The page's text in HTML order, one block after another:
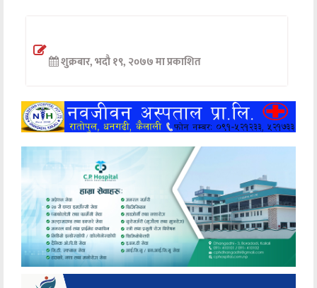
अन्तर्वार्ता
खेलकुद
मनोरञ्जन
अन्य
शुक्रबार, भदौ १९, २०७७ मा प्रकाशित